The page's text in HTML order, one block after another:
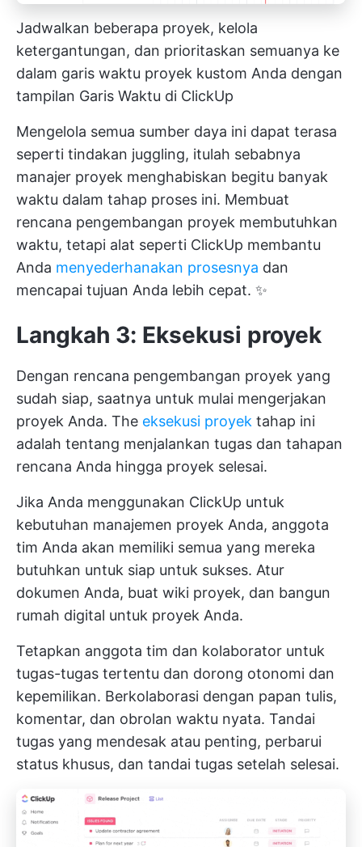
Jadwalkan beberapa proyek, kelola
ketergantungan, dan prioritaskan semuanya ke
dalam garis waktu proyek kustom Anda dengan
tampilan Garis Waktu di ClickUp
Mengelola semua sumber daya ini dapat terasa
seperti tindakan juggling, itulah sebabnya
manajer proyek menghabiskan begitu banyak
waktu dalam tahap proses ini. Membuat
rencana pengembangan proyek membutuhkan
waktu, tetapi alat seperti ClickUp membantu
Anda menyederhanakan prosesnya dan
mencapai tujuan Anda lebih cepat. ✨
Langkah 3: Eksekusi proyek
Dengan rencana pengembangan proyek yang
sudah siap, saatnya untuk mulai mengerjakan
proyek Anda. The eksekusi proyek tahap ini
adalah tentang menjalankan tugas dan tahapan
rencana Anda hingga proyek selesai.
Jika Anda menggunakan ClickUp untuk
kebutuhan manajemen proyek Anda, anggota
tim Anda akan memiliki semua yang mereka
butuhkan untuk siap untuk sukses. Atur
dokumen Anda, buat wiki proyek, dan bangun
rumah digital untuk proyek Anda.
Tetapkan anggota tim dan kolaborator untuk
tugas-tugas tertentu dan dorong otonomi dan
kepemilikan. Berkolaborasi dengan papan tulis,
komentar, dan obrolan waktu nyata. Tandai
tugas yang mendesak atau penting, perbarui
status khusus, dan tandai tugas setelah selesai.